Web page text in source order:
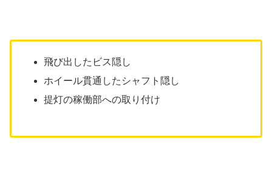
飛び出したビス隠し
ホイール貫通したシャフト隠し
提灯の稼働部への取り付け